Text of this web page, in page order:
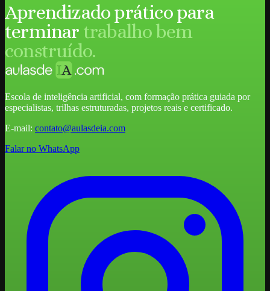
Aprendizado prático para
terminar trabalho bem
construído.
Escola de inteligência artificial, com formação prática guiada por
especialistas, trilhas estruturadas, projetos reais e certificado.
E-mail: contato@aulasdeia.com
Falar no WhatsApp